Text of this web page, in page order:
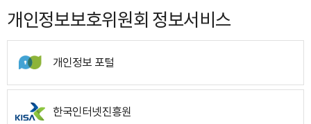
개인정보보호위원회 정보서비스
개인정보 포털
한국인터넷진흥원